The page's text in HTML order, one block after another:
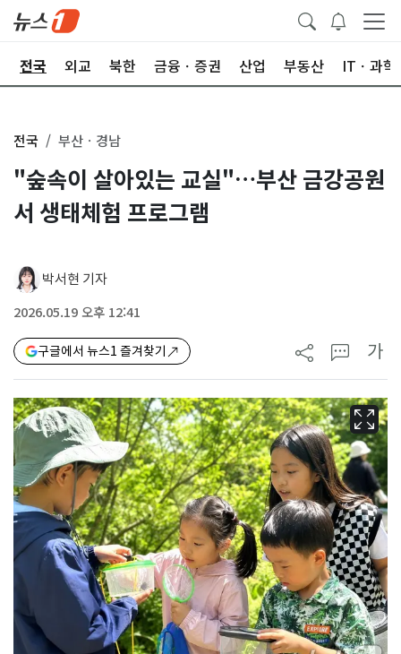
전국 외교 북한 금융ㆍ증권 산업 부동산 ITㆍ과학
전국 부산ㆍ경남
"숲속이 살아있는 교실"…부산 금강공원
서 생태체험 프로그램
박서현 기자
2026.05.19 오후 12:41
구글에서 뉴스1 즐겨찾기 가